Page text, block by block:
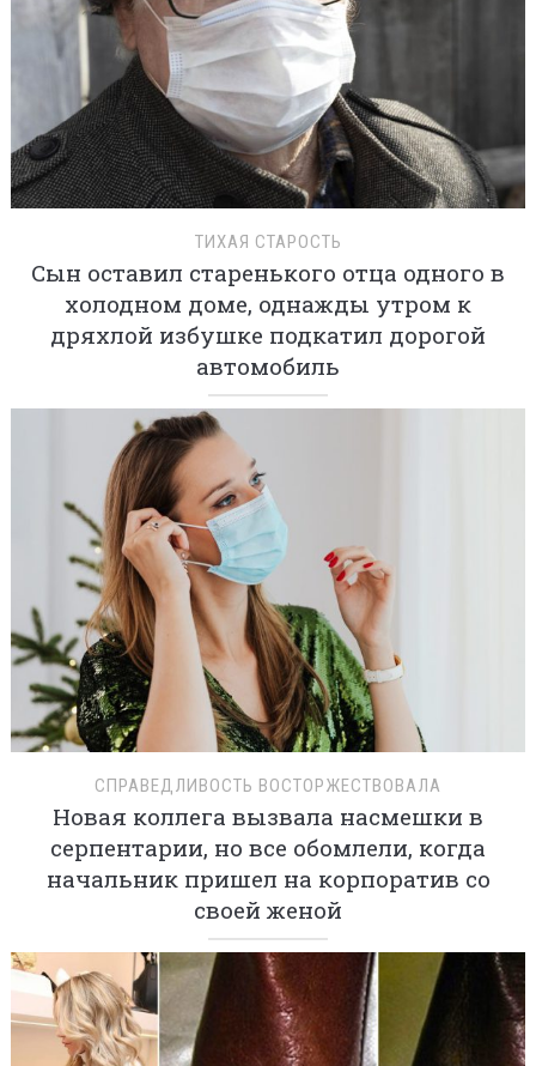
ТИХАЯ СТАРОСТЬ
Сын оставил старенького отца одного в
холодном доме, однажды утром к
дряхлой избушке подкатил дорогой
автомобиль
СПРАВЕДЛИВОСТЬ ВОСТОРЖЕСТВОВАЛА
Новая коллега вызвала насмешки в
серпентарии, но все обомлели, когда
начальник пришел на корпоратив со
своей женой